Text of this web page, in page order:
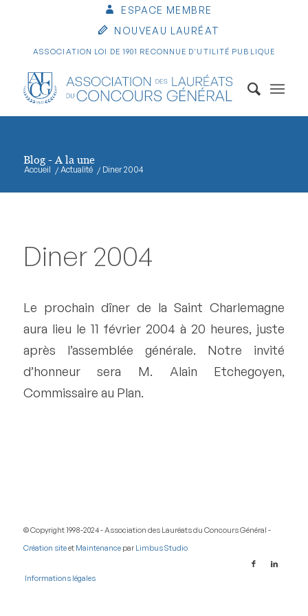
ESPACE MEMBRE
NOUVEAU LAURÉAT
ASSOCIATION LOI DE 1901 RECONNUE D'UTILITÉ PUBLIQUE
Blog - A la une
Accueil / Actualité / Diner 2004
Diner 2004
Le prochain dîner de la Saint Charlemagne
aura lieu le 11 février 2004 à 20 heures, juste
après l’assemblée générale. Notre invité
d’honneur sera M. Alain Etchegoyen,
Commissaire au Plan.
© Copyright 1998-2024 - Association des Lauréats du Concours Général -
Création siteet Maintenancepar Limbus Studio
Informations légales